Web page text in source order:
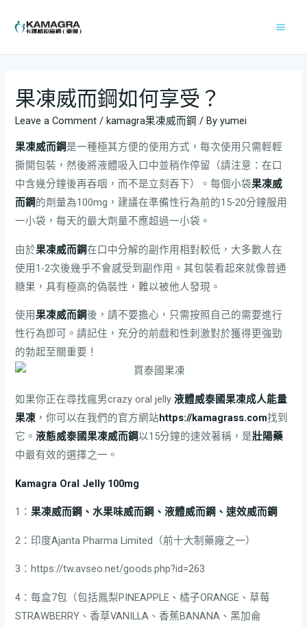
果凍威而鋼如何享受？
Leave a Comment /kamagra果凍威而鋼 / Byyumei
果凍威而鋼是一種極其方便的使用方式，每次使用只需輕輕
撕開包裝，然後將液體吸入口中並稍作停留（請注意：在口
中含幾分鐘後再吞咽，而不是立刻吞下）。每個小袋果凍威
而鋼的劑量為100mg，建議在準備性行為前的15-20分鐘服用
一小袋，每天的最大劑量不應超過一小袋。
由於果凍威而鋼在口中分解的副作用相對較低，大多數人在
使用1-2次後幾乎不會感受到副作用。其包裝看起來就像普通
糖果，具有極高的偽裝性，難以被他人發現。
使用果凍威而鋼後，請不要擔心，只需按照自己的需要進行
性行為即可。請記住，充分的前戲和性刺激對於獲得更強勁
的勃起至關重要！
如果你正在尋找瘋男crazy oral jelly液體威泰國果凍成人能量
果凍 ，你可以在我們的官方網站https://kamagrass.com找到
它。液態威泰國果凍威而鋼以15分鐘的速效著稱，是壯陽藥
中最有效的選擇之一。
Kamagra Oral Jelly 100mg
​1​：果凍威而鋼、水果味威而鋼、液體威而鋼、速效威而鋼
​2​：印度Ajanta Pharma Limited（前十大制藥廠之一）
​3​：https://tw.avseo.net/goods.php?id=263
​4​：每盒7包（包括鳳梨PINEAPPLE、橘子ORANGE、草莓
STRAWBERRY、香草VANILLA、香蕉BANANA、黑加侖